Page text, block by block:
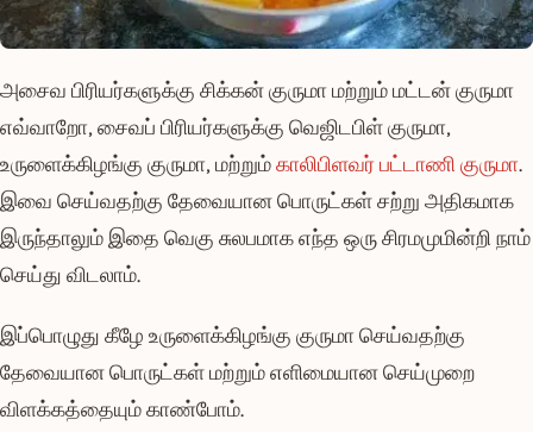
அசைவ பிரியர்களுக்கு சிக்கன் குருமா மற்றும் மட்டன் குருமா
எவ்வாறோ, சைவப் பிரியர்களுக்கு வெஜிடபிள் குருமா,
உருளைக்கிழங்கு குருமா, மற்றும்காலிபிளவர் பட்டாணி குருமா.
இவை செய்வதற்கு தேவையான பொருட்கள் சற்று அதிகமாக
இருந்தாலும் இதை வெகு சுலபமாக எந்த ஒரு சிரமமுமின்றி நாம்
செய்து விடலாம்.
இப்பொழுது கீழே உருளைக்கிழங்கு குருமா செய்வதற்கு
தேவையான பொருட்கள் மற்றும் எளிமையான செய்முறை
விளக்கத்தையும் காண்போம்.